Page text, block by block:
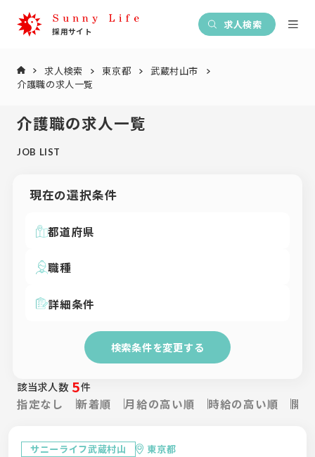
求人検索
求人検索 東京都
武蔵村山市
介護職の求人一覧
介護職の求人一覧
JOB LIST
現在の選択条件
都道府県
職種
詳細条件
検索条件を変更する
該当求人数 5件
指定なし 新着順 月給の高い順 時給の高い順 開
サニーライフ武蔵村山 東京都